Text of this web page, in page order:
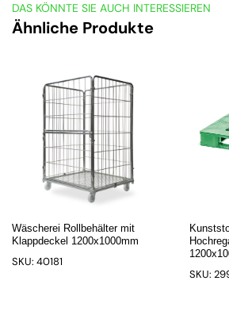
DAS KÖNNTE SIE AUCH INTERESSIEREN
Ähnliche Produkte
Wäscherei Rollbehälter mit
Klappdeckel 1200x1000mm
SKU: 40181
SKU: